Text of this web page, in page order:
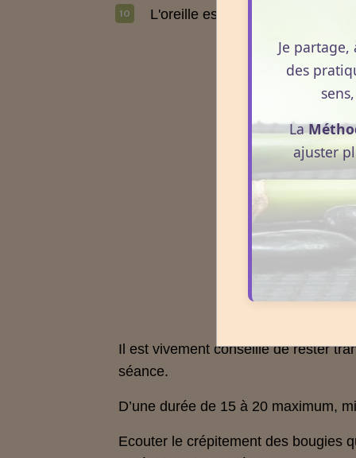
L'oreille est le centre de
Il est vivement conseillé de rester
séance.
D’une durée de 15 à 20 maximum,
Ecouter le crépitement des bougies
Je
des
La
ajuster